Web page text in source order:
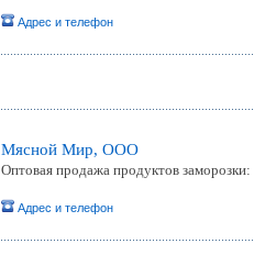
Адрес и телефон
Мясной Мир, ООО
Оптовая продажа продуктов
Адрес и телефон